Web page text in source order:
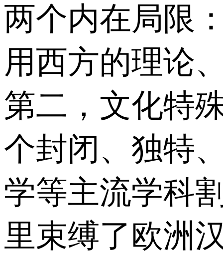
两个内在局限
用西方的理论
第二，文化特
个封闭、独特
学等主流学科
里束缚了欧洲